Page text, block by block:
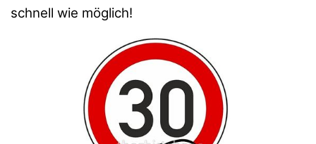
schnell wie möglich!